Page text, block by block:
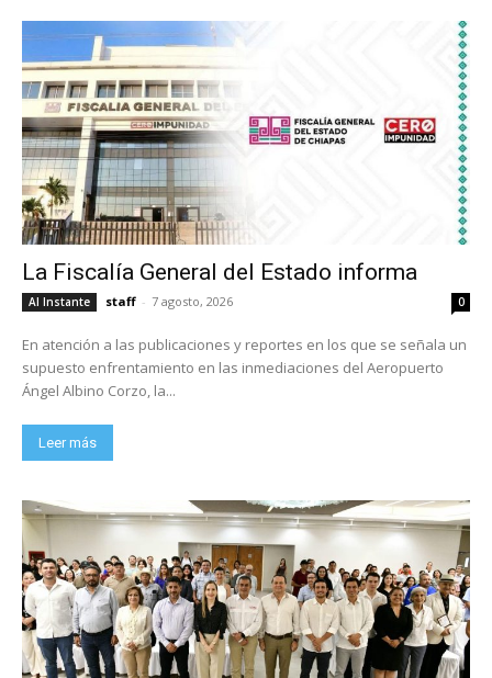
La Fiscalía General del Estado informa
Al Instante staff - 7 agosto, 2026 0
En atención a las publicaciones y reportes en los que se señala un
supuesto enfrentamiento en las inmediaciones del Aeropuerto
Ángel Albino Corzo, la...
Leer más